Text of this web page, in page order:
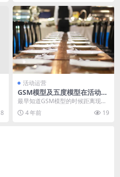
8
活动运营
GSM模型及五度模型在活动运
营中的应用
最早知道GSM模型的时候距离现在
有些遥远了，已经淡忘是在哪篇文
章里看到的了，当时...
4 年前 19